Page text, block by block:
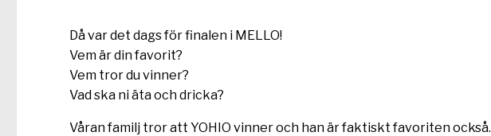
Då var det dags för finalen i MELLO!
Vem är din favorit?
Vem tror du vinner?
Vad ska ni äta och dricka?
Våran familj tror att YOHIO vinner och han är faktiskt favoriten också.